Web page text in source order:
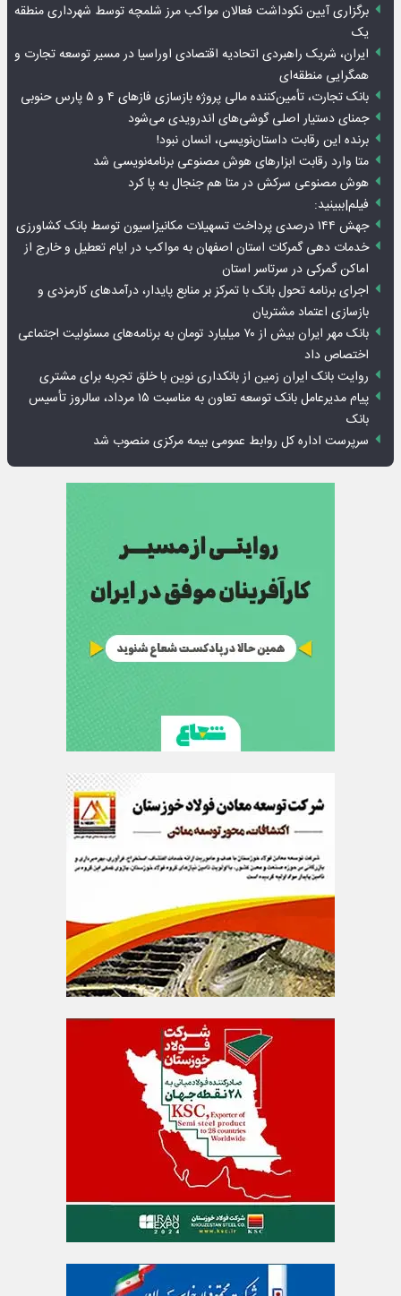
برگزاری آیین نکوداشت فعالان مواکب مرز شلمچه توسط شهرداری منطقه
یک
ایران، شریک راهبردی اتحادیه اقتصادی اوراسیا در مسیر توسعه تجارت و
همگرایی منطقه‌ای
بانک تجارت، تأمین‌کننده مالی پروژه بازسازی فازهای ۴ و ۵ پارس حنوبی
جمنای دستیار اصلی گوشی‌های اندرویدی می‌شود
برنده این رقابت داستان‌نویسی، انسان نبود!
متا وارد رقابت ابزارهای هوش مصنوعی برنامه‌نویسی شد
هوش مصنوعی سرکش در متا هم جنجال به پا کرد
فیلم|ببینید:
جهش ۱۴۴ درصدی پرداخت تسهیلات مکانیزاسیون توسط بانک کشاورزی
خدمات دهی گمرکات استان اصفهان به مواکب در ایام تعطیل و خارج از
اماکن گمرکی در سرتاسر استان
اجرای برنامه تحول بانک با تمرکز بر منابع پایدار، درآمدهای کارمزدی و
بازسازی اعتماد مشتریان
بانک مهر ایران بیش از ۷۰ میلیارد تومان به برنامه‌های مسئولیت اجتماعی
اختصاص داد
روایت بانک ایران زمین از بانکداری نوین با خلق تجربه برای مشتری
پیام مدیرعامل بانک توسعه تعاون به مناسبت ۱۵ مرداد، سالروز تأسیس
بانک
سرپرست اداره کل روابط عمومی بیمه مرکزی منصوب شد